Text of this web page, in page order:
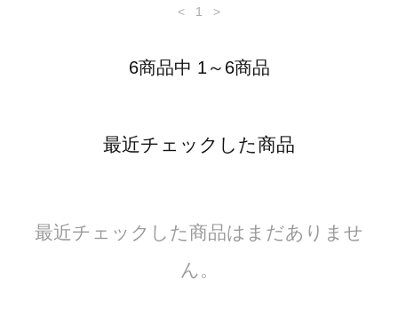
< 1 >
6商品中 1～6商品
最近チェックした商品
最近チェックした商品はまだありませ
ん。